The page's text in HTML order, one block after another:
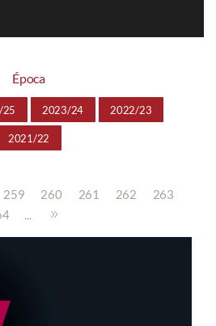
Época
25 2023/24 2022/23
2021/22
259 260 261 262
263
...